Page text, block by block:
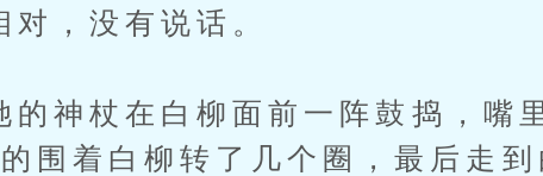
，没有说话。
神杖在白柳面前一阵鼓捣，嘴
围着白柳转了几个圈，最后走